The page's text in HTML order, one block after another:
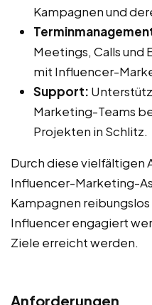
Kampagnen und
Meetings, Calls und
mit Influencer-
Support:
Marketing-Teams
Projekten in Schlitz.
Durch diese vielfältigen
Influencer-Marketing-
Kampagnen
Influencer engagiert
Ziele erreicht werden.
Anforderungen